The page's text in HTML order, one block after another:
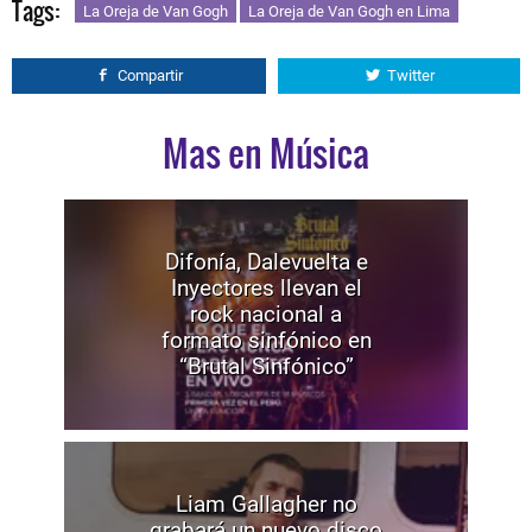
Tags: La Oreja de Van Gogh La Oreja de Van Gogh en Lima
Compartir Twitter
Mas en Música
Difonía, Dalevuelta e
Inyectores llevan el
rock nacional a
formato sinfónico en
“Brutal Sinfónico”
Liam Gallagher no